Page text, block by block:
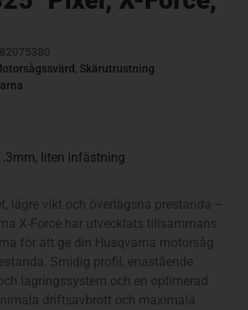
, Skärutrustning
liten infästning
lägre vikt och överlägsna prestanda –
X-Force har utvecklats tillsammans
för att ge din Husqvarna motorsåg
Smidig profil, enastående
lagringssystem och en optimerad
driftsavbrott och maximala